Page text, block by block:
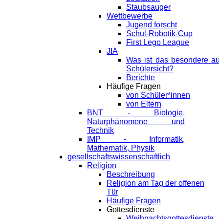
Staubsauger
Wettbewerbe
Jugend forscht
Schul-Robotik-Cup
First Lego League
JIA
Was ist das besondere
Schülersicht?
Berichte
Häufige Fragen
von Schüler*innen
von Eltern
BNT - Biologie,
Naturphänomene und
Technik
IMP - Informatik,
Mathematik, Physik
gesellschaftswissenschaftlich
Religion
Beschreibung
Religion am Tag der offenen
Tür
Häufige Fragen
Gottesdienste